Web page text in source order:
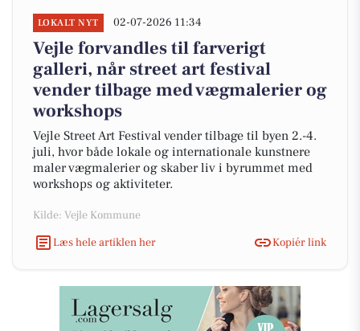
LOKALT NYT 02-07-2026 11:34
Vejle forvandles til farverigt
galleri, når street art festival
vender tilbage med vægmalerier og
workshops
Vejle Street Art Festival vender tilbage til byen 2.-4.
juli, hvor både lokale og internationale kunstnere
maler vægmalerier og skaber liv i byrummet med
workshops og aktiviteter.
Kilde: Vejle Kommune
Læs hele artiklen her
Kopiér link